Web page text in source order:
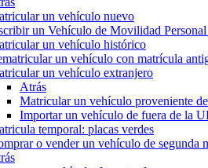
un vehículo nuevo
un Vehículo de Movilidad
un vehículo histórico
un vehículo con matrícula
un vehículo extranjero
Atrás
Matricular un vehículo proveniente
Importar un vehículo de fuera de la
temporal: placas verdes
o vender un vehículo de segunda